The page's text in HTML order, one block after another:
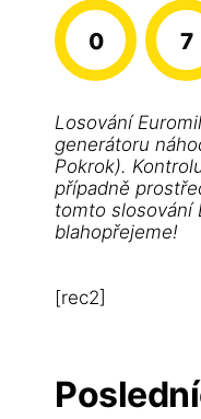
0 7
Losování
generátoru
Pokrok).
případně
tomto slosování
blahopřejeme!
[rec2]